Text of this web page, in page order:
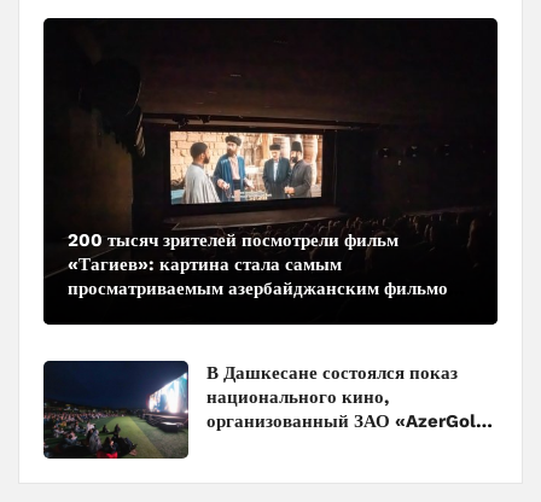
200 тысяч зрителей посмотрели фильм
«Тагиев»: картина стала самым
просматриваемым азербайджанским фильмом
В Дашкесане состоялся показ
национального кино,
организованный ЗАО «AzerGold»